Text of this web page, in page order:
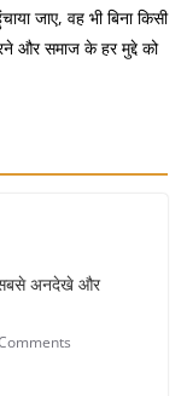
जाए, वह भी बिना किसी
और समाज के हर मुद्दे को
अनदेखे और